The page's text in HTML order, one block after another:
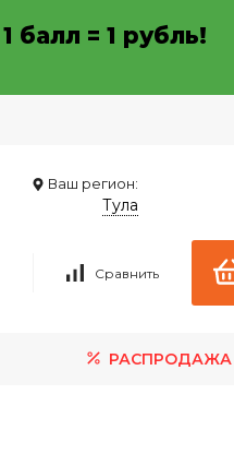
1 балл = 1 рубль!
Ваш регион:
Тула
Сравнить
РАСПРОДАЖА